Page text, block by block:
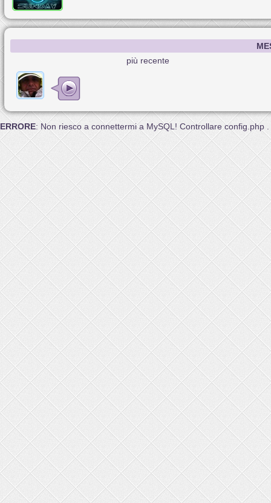
più recente
ERRORE: Non riesco a connettermi a MySQL! Controllare config.php .